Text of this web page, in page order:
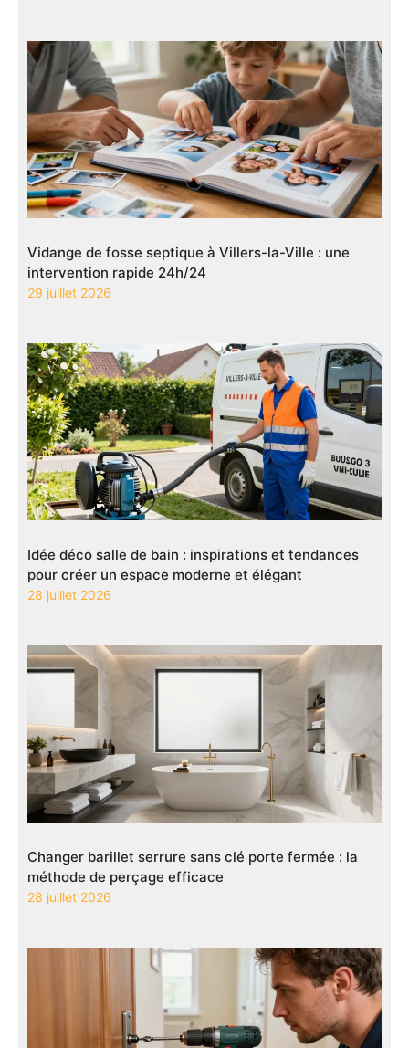
Vidange de fosse septique à Villers-la-Ville : une
intervention rapide 24h/24
29 juillet 2026
Idée déco salle de bain : inspirations et tendances
pour créer un espace moderne et élégant
28 juillet 2026
Changer barillet serrure sans clé porte fermée : la
méthode de perçage efficace
28 juillet 2026